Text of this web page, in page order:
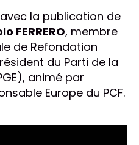
la publication de
FERRERO, membre
de Refondation
du Parti de la
animé par
Europe du PCF.